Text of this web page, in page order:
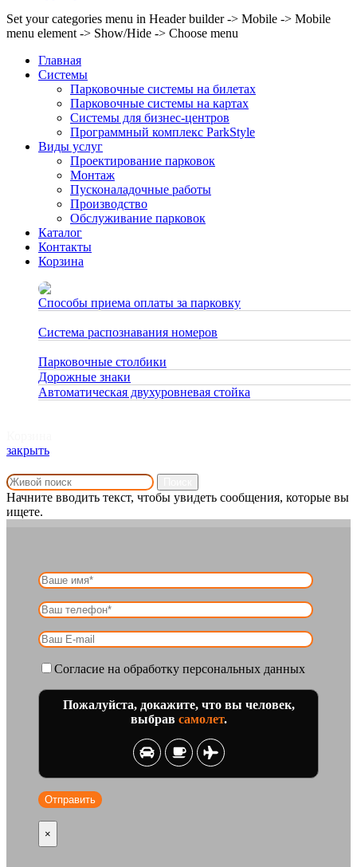
Set your categories menu in Header builder -> Mobile -> Mobile
menu element -> Show/Hide -> Choose menu
Главная
Системы
Парковочные системы на билетах
Парковочные системы на картах
Системы для бизнес-центров
Программный комплекс ParkStyle
Виды услуг
Проектирование парковок
Монтаж
Пусконаладочные работы
Производство
Обслуживание парковок
Каталог
Контакты
Корзина
Способы приема оплаты за парковку
Система распознавания номеров
Парковочные столбики
Дорожные знаки
Автоматическая двухуровневая стойка
закрыть
Начните вводить текст, чтобы увидеть сообщения, которые вы
ищете.
Согласие на обработку персональных данных
Пожалуйста, докажите, что вы человек,
выбрав самолет.
×